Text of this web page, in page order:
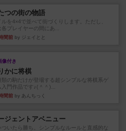
つの街の物語
ルを4×4で並べて街づくりします。ただし、
各プレイヤーの間にあ...
間前 by ジェイとと
像付き
かに将棋
類の駒だけが登場する超シンプルな将棋系ゲ
入門作品です♪(＾＾)...
間前 by あんちっく
ジェントアベニュー
ついたら勝ち。シンプルなルールと直感的な